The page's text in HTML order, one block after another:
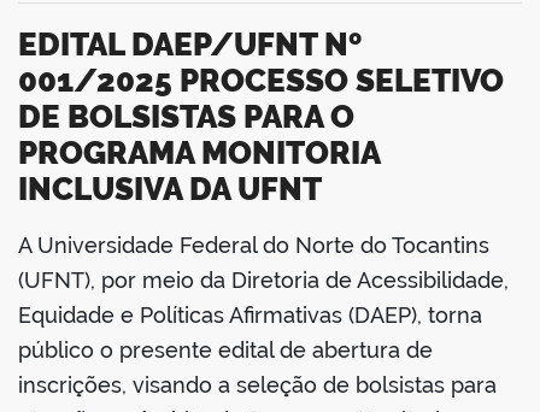
EDITAL DAEP/UFNT Nº
001/2025 PROCESSO SELETIVO
DE BOLSISTAS PARA O
PROGRAMA MONITORIA
INCLUSIVA DA UFNT
A Universidade Federal do Norte do Tocantins
(UFNT), por meio da Diretoria de Acessibilidade,
Equidade e Políticas Afirmativas (DAEP), torna
público o presente edital de abertura de
inscrições, visando a seleção de bolsistas para